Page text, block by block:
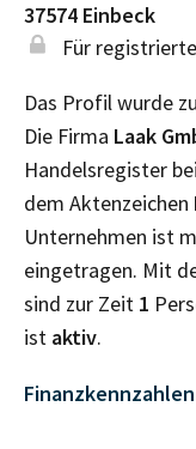
37574 Einbeck
Für
Das Profil wurde
Die Firma Laak
Handelsregister
dem Aktenzeichen
Unternehmen ist
eingetragen. Mit
sind zur Zeit 1
ist aktiv.
Finanzkennzahlen